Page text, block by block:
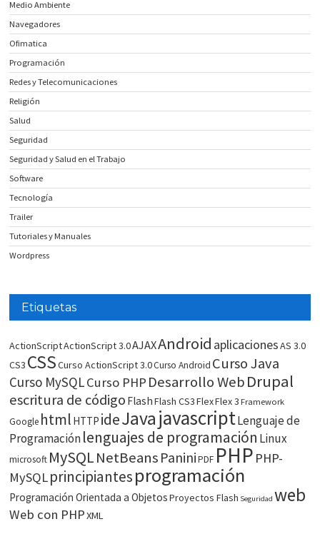
Medio Ambiente
Navegadores
Ofimatica
Programación
Redes y Telecomunicaciones
Religión
Salud
Seguridad
Seguridad y Salud en el Trabajo
Software
Tecnología
Trailer
Tutoriales y Manuales
Wordpress
Etiquetas
ActionScriptActionScript 3.0AJAXAndroid aplicacionesAS 3.0
CS3 CSSCurso ActionScript 3.0Curso Android Curso Java
Curso MySQLCurso PHP Desarrollo WebDrupal
escritura de código FlashFlash CS3FlexFlex 3 Framework
Google html HTTP ideJavajavascriptLenguaje de
Programaciónlenguajes de programación Linux
microsoft MySQLNetBeans Panini PDF PHP PHP-
MySQLprincipiantesprogramación
Programación Orientada a ObjetosProyectos Flash Seguridad web
Web con PHPXML